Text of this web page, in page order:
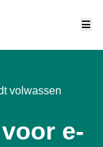
volwassen
e-